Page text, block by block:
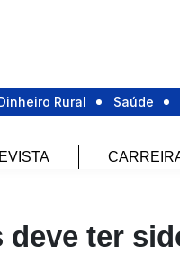
Rural Saúde
ter